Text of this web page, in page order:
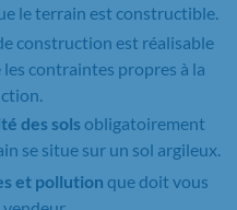
le terrain est constructible.
construction est réalisable
contraintes propres à la
des sols obligatoirement
se situe sur un sol argileux.
et pollution que doit vous